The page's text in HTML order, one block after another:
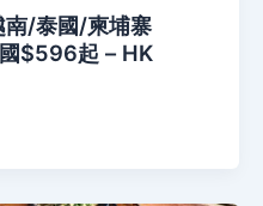
/泰國/柬埔寨
$596起 – HK